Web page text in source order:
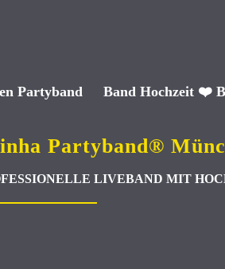
Partyband Band Hochzeit ❤️
Partyband®
LIVEBAND MIT